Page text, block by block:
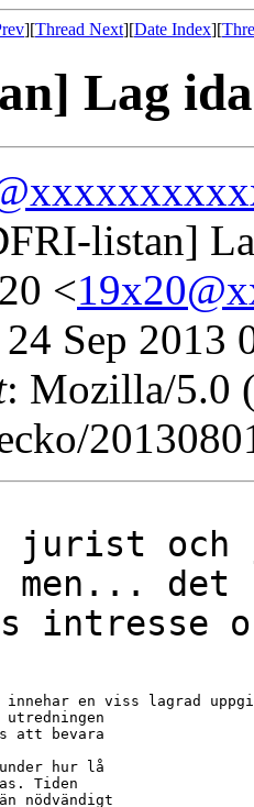
][Thread Next][Date Index][
Lag
listan]
<
24 Sep 2013
: Mozilla/5.0
jurist
men... det
intresse
innehar en viss lagrad
att bevara
hur lå
Tiden
nödvändigt